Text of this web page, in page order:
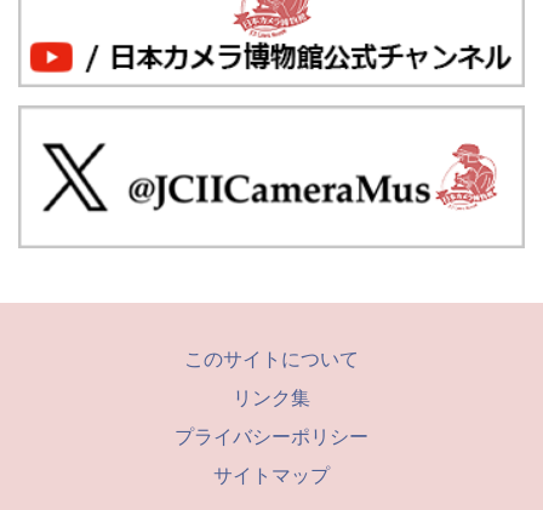
このサイトについて
リンク集
プライバシーポリシー
サイトマップ